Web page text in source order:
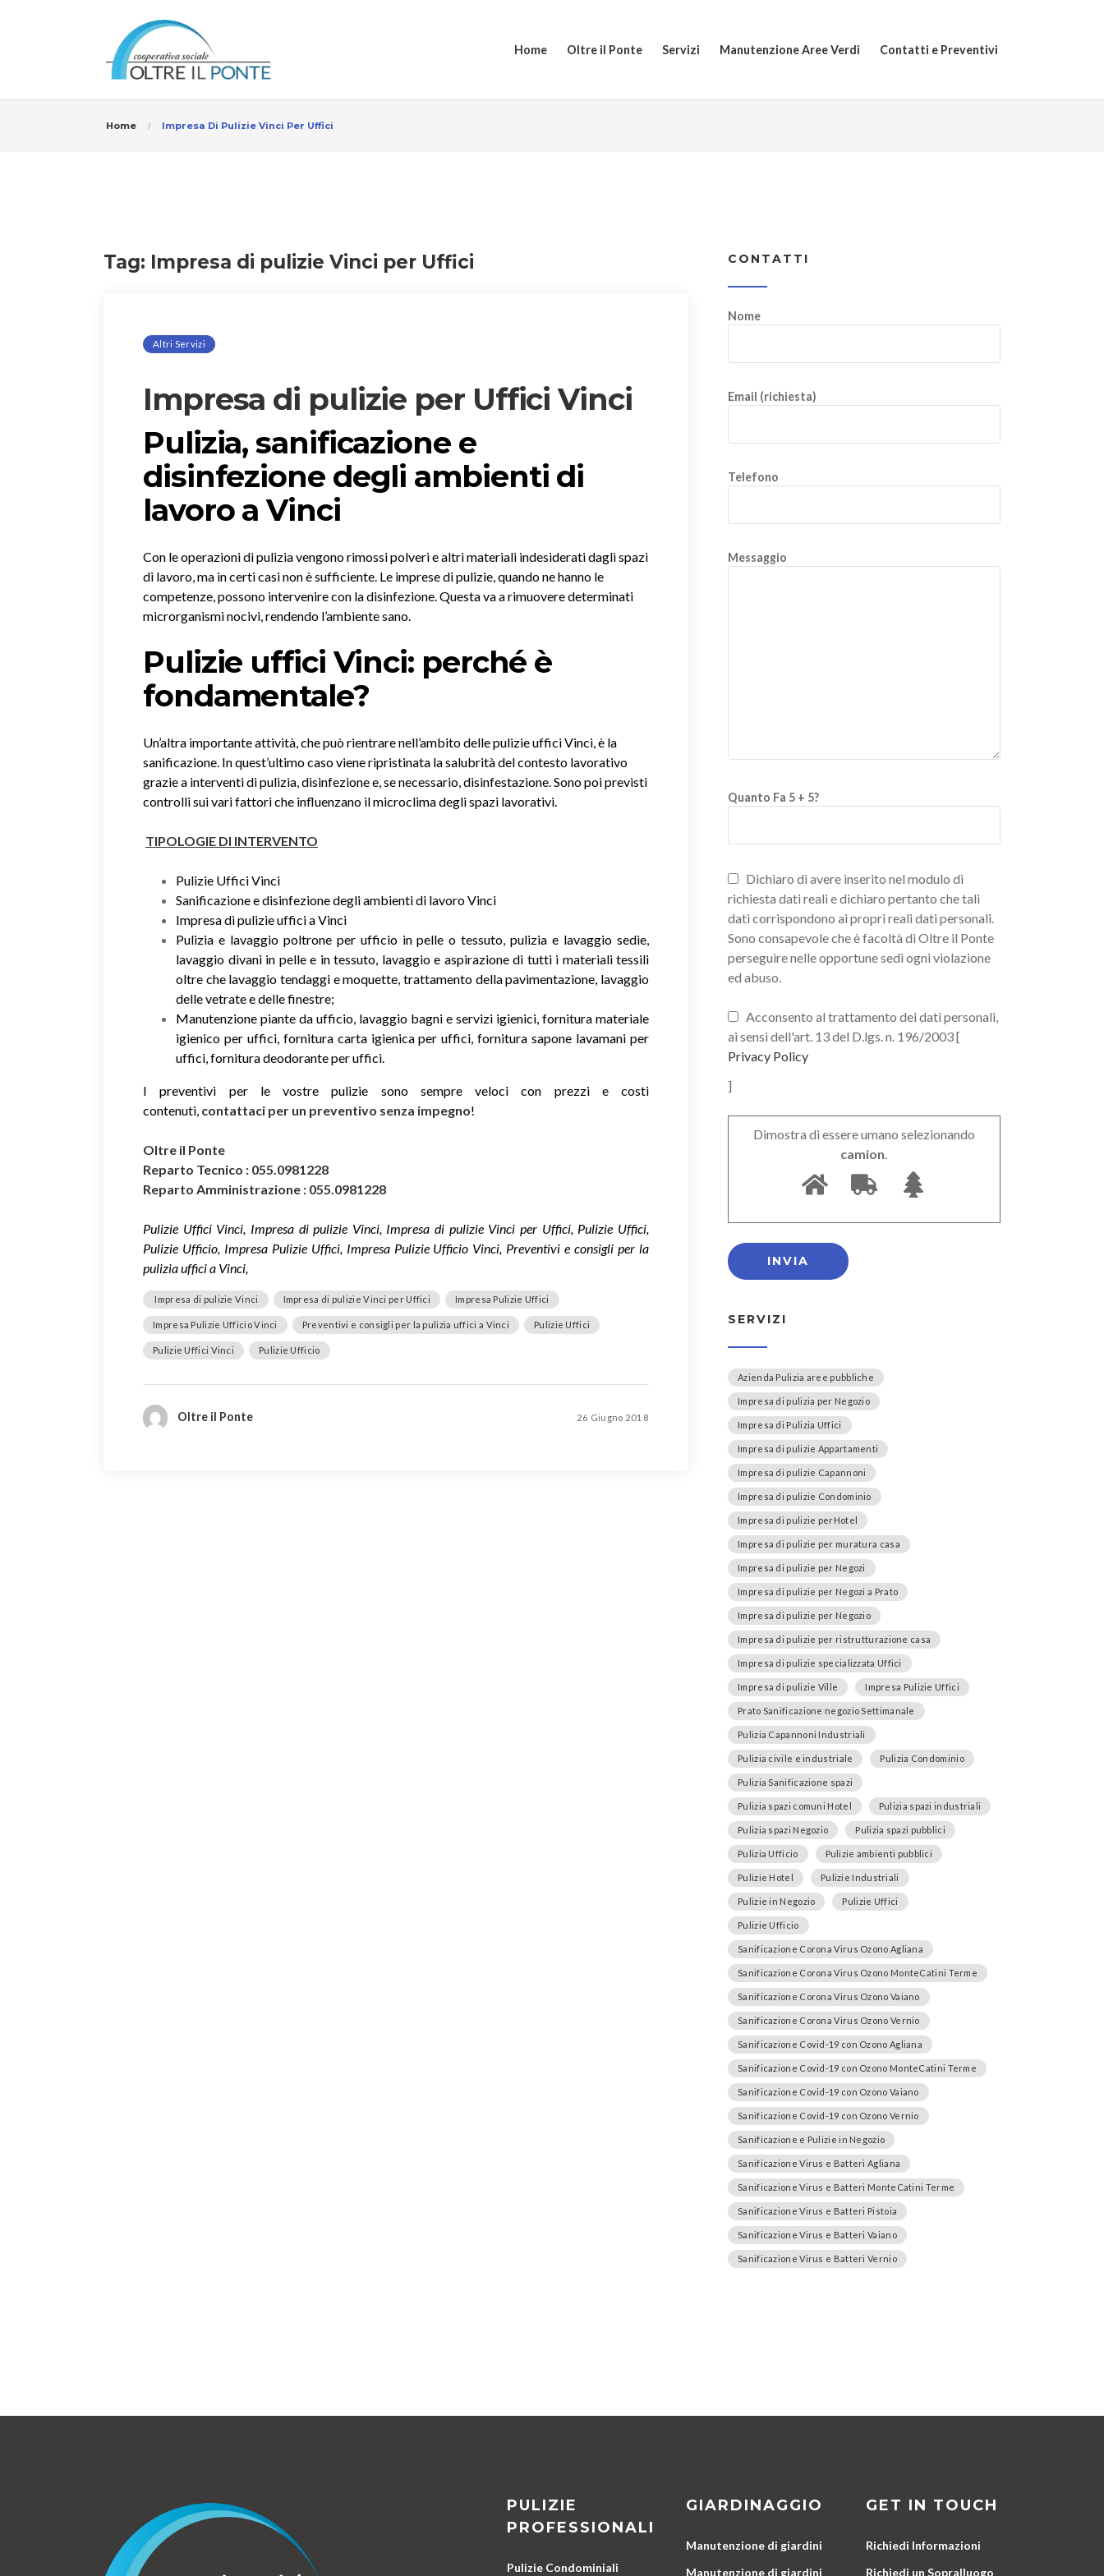
Home Oltre il Ponte Servizi Manutenzione Aree Verdi Contatti e Preventivi
Home Impresa Di Pulizie Vinci Per Uffici
Tag: Impresa di pulizie Vinci per Uffici
Altri Servizi
Impresa di pulizie per Uffici Vinci
Pulizia, sanificazione e
disinfezione degli ambienti di
lavoro a Vinci
Con le operazioni di pulizia vengono rimossi polveri e altri materiali indesiderati dagli spazi
di lavoro, ma in certi casi non è sufficiente. Le imprese di pulizie, quando ne hanno le
competenze, possono intervenire con la disinfezione. Questa va a rimuovere determinati
microrganismi nocivi, rendendo l’ambiente sano.
Pulizie uffici Vinci: perché è
fondamentale?
Un’altra importante attività, che può rientrare nell’ambito delle pulizie uffici Vinci, è la
sanificazione. In quest’ultimo caso viene ripristinata la salubrità del contesto lavorativo
grazie a interventi di pulizia, disinfezione e, se necessario, disinfestazione. Sono poi previsti
controlli sui vari fattori che influenzano il microclima degli spazi lavorativi.
TIPOLOGIE DI INTERVENTO
Pulizie Uffici Vinci
Sanificazione e disinfezione degli ambienti di lavoro Vinci
Impresa di pulizie uffici a Vinci
Pulizia e lavaggio poltrone per ufficio in pelle o tessuto, pulizia e lavaggio sedie,
lavaggio divani in pelle e in tessuto, lavaggio e aspirazione di tutti i materiali tessili
oltre che lavaggio tendaggi e moquette, trattamento della pavimentazione, lavaggio
delle vetrate e delle finestre;
Manutenzione piante da ufficio, lavaggio bagni e servizi igienici, fornitura materiale
igienico per uffici, fornitura carta igienica per uffici, fornitura sapone lavamani per
uffici, fornitura deodorante per uffici.
I preventivi per le vostre pulizie sono sempre veloci con prezzi e costi
contenuti, contattaci per un preventivo senza impegno!
Oltre il Ponte
Reparto Tecnico : 055.0981228
Reparto Amministrazione : 055.0981228
Pulizie Uffici Vinci, Impresa di pulizie Vinci, Impresa di pulizie Vinci per Uffici, Pulizie Uffici,
Pulizie Ufficio, Impresa Pulizie Uffici, Impresa Pulizie Ufficio Vinci, Preventivi e consigli per la
pulizia uffici a Vinci,
Impresa di pulizie Vinci Impresa di pulizie Vinci per Uffici Impresa Pulizie Uffici
Impresa Pulizie Ufficio Vinci Preventivi e consigli per la pulizia uffici a Vinci Pulizie Uffici
Pulizie Uffici Vinci Pulizie Ufficio
Oltre il Ponte 26 Giugno 2018
CONTATTI
Nome
Email (richiesta)
Telefono
Messaggio
Quanto Fa 5 + 5?
Dichiaro di avere inserito nel modulo di
richiesta dati reali e dichiaro pertanto che tali
dati corrispondono ai propri reali dati personali.
Sono consapevole che è facoltà di Oltre il Ponte
perseguire nelle opportune sedi ogni violazione
ed abuso.
Acconsento al trattamento dei dati personali,
ai sensi dell'art. 13 del D.lgs. n. 196/2003 [
Privacy Policy
]
Dimostra di essere umano selezionando
camion.
SERVIZI
Azienda Pulizia aree pubbliche
Impresa di pulizia per Negozio
Impresa di Pulizia Uffici
Impresa di pulizie Appartamenti
Impresa di pulizie Capannoni
Impresa di pulizie Condominio
Impresa di pulizie perHotel
Impresa di pulizie per muratura casa
Impresa di pulizie per Negozi
Impresa di pulizie per Negozi a Prato
Impresa di pulizie per Negozio
Impresa di pulizie per ristrutturazione casa
Impresa di pulizie specializzata Uffici
Impresa di pulizie Ville Impresa Pulizie Uffici
Prato Sanificazione negozio Settimanale
Pulizia Capannoni Industriali
Pulizia civile e industriale Pulizia Condominio
Pulizia Sanificazione spazi
Pulizia spazi comuni Hotel Pulizia spazi industriali
Pulizia spazi Negozio Pulizia spazi pubblici
Pulizia Ufficio Pulizie ambienti pubblici
Pulizie Hotel Pulizie Industriali
Pulizie in Negozio Pulizie Uffici
Pulizie Ufficio
Sanificazione Corona Virus Ozono Agliana
Sanificazione Corona Virus Ozono MonteCatini Terme
Sanificazione Corona Virus Ozono Vaiano
Sanificazione Corona Virus Ozono Vernio
Sanificazione Covid-19 con Ozono Agliana
Sanificazione Covid-19 con Ozono MonteCatini Terme
Sanificazione Covid-19 con Ozono Vaiano
Sanificazione Covid-19 con Ozono Vernio
Sanificazione e Pulizie in Negozio
Sanificazione Virus e Batteri Agliana
Sanificazione Virus e Batteri MonteCatini Terme
Sanificazione Virus e Batteri Pistoia
Sanificazione Virus e Batteri Vaiano
Sanificazione Virus e Batteri Vernio
PULIZIE
PROFESSIONALI
Pulizie Condominiali
GIARDINAGGIO
Manutenzione di giardini
Manutenzione di giardini
GET IN TOUCH
Richiedi Informazioni
Richiedi un Sopralluogo